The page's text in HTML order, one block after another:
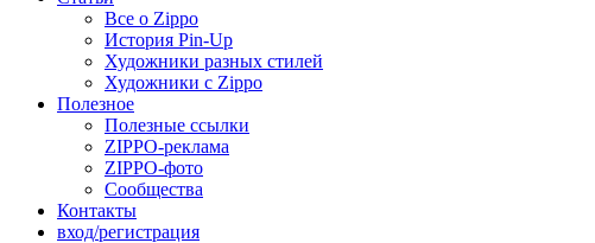
Все о Zippo
История Pin-Up
Художники разных стилей
Художники с Zippo
Полезное
Полезные ссылки
ZIPPO-реклама
ZIPPO-фото
Сообщества
Контакты
вход/регистрация